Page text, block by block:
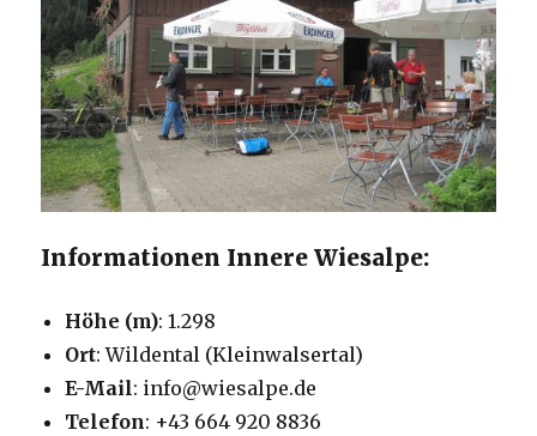
Informationen Innere Wiesalpe:
Höhe (m): 1.298
Ort: Wildental (Kleinwalsertal)
E-Mail: info@wiesalpe.de
Telefon: +43 664 920 8836